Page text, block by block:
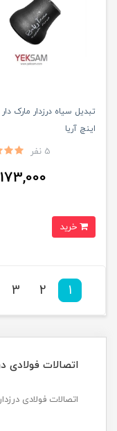
اینچ آریا
5 نفر
173,000
1
2
3
اتصالات فولادی
اتصالات فولادی درزدار